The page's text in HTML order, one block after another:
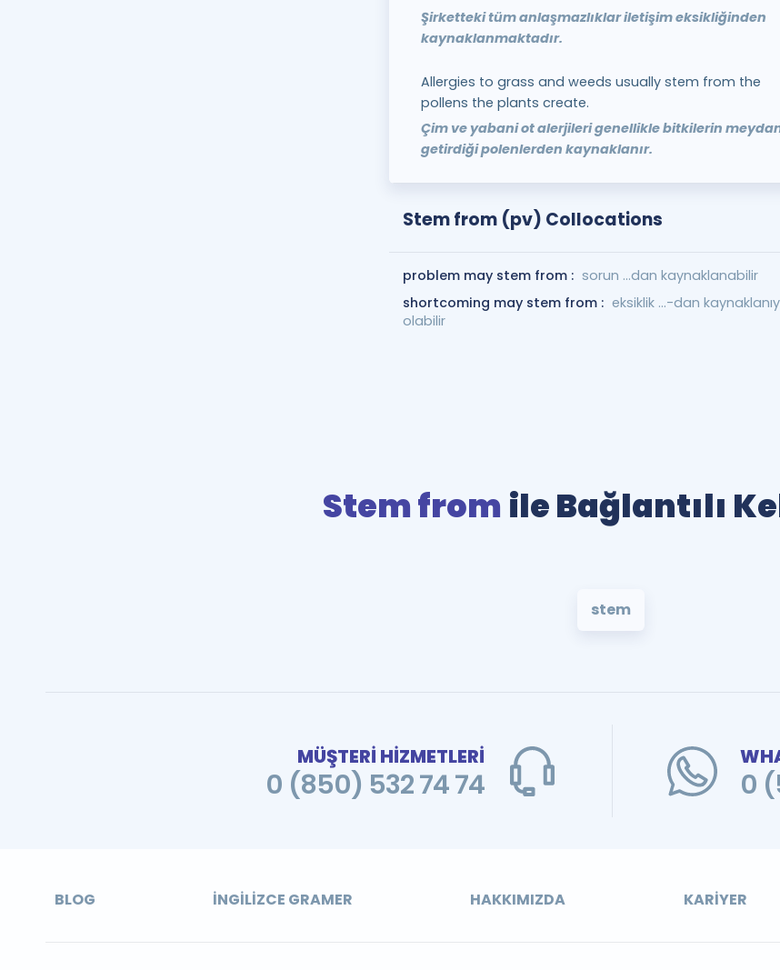
Şirketteki tüm anlaşmazlıklar iletişim eksikliğinden
kaynaklanmaktadır.
Allergies to grass and weeds usually stem from the
pollens the plants create.
Çim ve yabani ot alerjileri genellikle bitkilerin
getirdiği polenlerden kaynaklanır.
Stem from (pv) Collocations
problem may stem from : sorun ...dan kaynaklanabilir
shortcoming may stem from : eksiklik ...-dan
olabilir
Stem from ile Bağlantılı
stem
MÜŞTERİ HİZMETLERİ
0 (850) 532 74 74 0
BLOG İNGILIZCE GRAMER HAKKIMIZDA KARIYER